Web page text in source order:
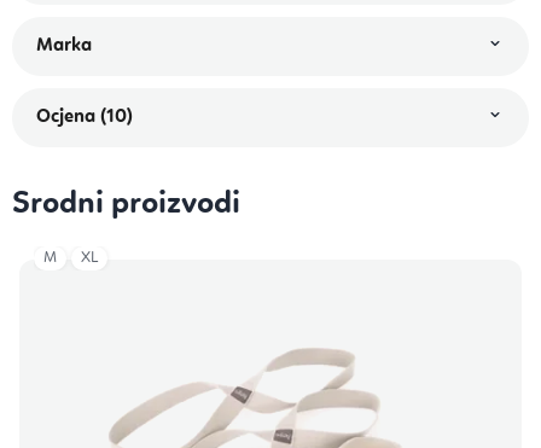
Ocjena (10)
Srodni proizvodi
M XL